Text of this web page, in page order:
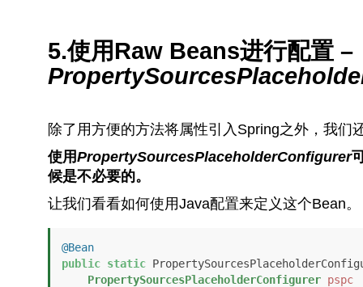
5.使用Raw Beans进行配置 –
除了用方便的方法将属性引入Spring之外，我们
使用PropertySourcesPlaceholderConfigurer
候是不必要的。
让我们看看如何使用Java配置来定义这个Bean。
@Bean
public static
PropertySourcesPlaceholderConfigurer pspc